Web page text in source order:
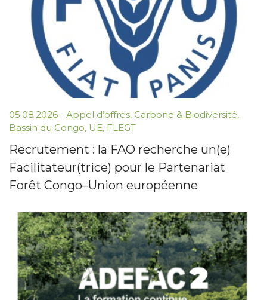
05.08.2026 - Appel d’offres, Carbone & Biodiversité,
Bassin du Congo, UE, FLEGT
Recrutement : la FAO recherche un(e)
Facilitateur(trice) pour le Partenariat
Forêt Congo–Union européenne